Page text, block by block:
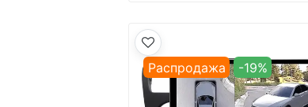
Распродажа -19%